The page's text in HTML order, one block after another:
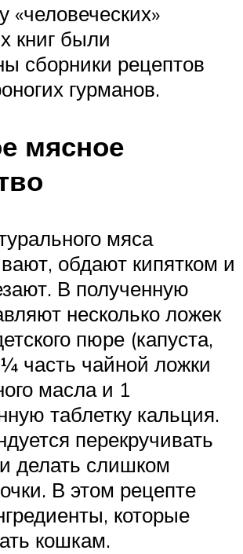
«человеческих»
книг были
сборники рецептов
гурманов.
мясное
мяса
обдают кипятком и
В полученную
несколько ложек
пюре (капуста,
часть чайной ложки
масла и 1
таблетку кальция.
перекручивать
делать слишком
В этом рецепте
которые
кошкам.